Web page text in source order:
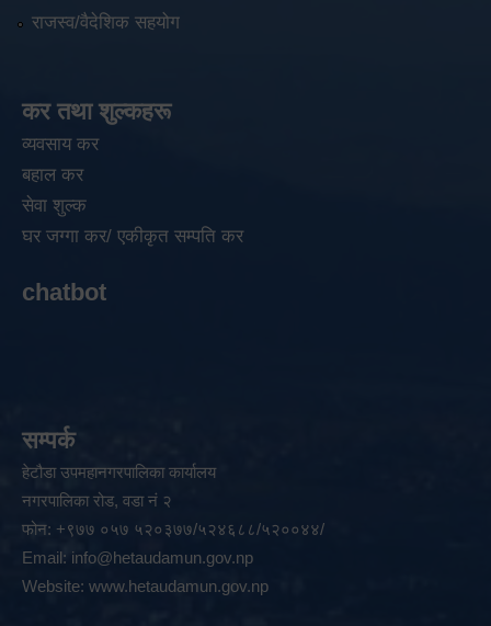
राजस्व/वैदेशिक सहयोग
कर तथा शुल्कहरू
व्यवसाय कर
बहाल कर
सेवा शुल्क
घर जग्गा कर/ एकीकृत सम्पति कर
chatbot
सम्पर्क
हेटौडा उपमहानगरपालिका कार्यालय
नगरपालिका रोड, वडा नं २
फोन: +९७७ ०५७ ५२०३७७/५२४६८८/५२००४४/
Email: info@hetaudamun.gov.np
Website: www.hetaudamun.gov.np